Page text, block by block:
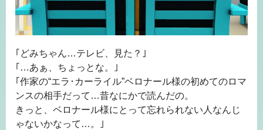
｢どみちゃん…テレビ、見た？｣
｢…あぁ、ちょっとな。｣
｢作家の“エラ･カーライル”ベロナール様の初めてのロマ
ンスの相手だって…昔なにかで読んだの。
きっと、ベロナール様にとって忘れられない人なんじ
ゃないかなって…。｣